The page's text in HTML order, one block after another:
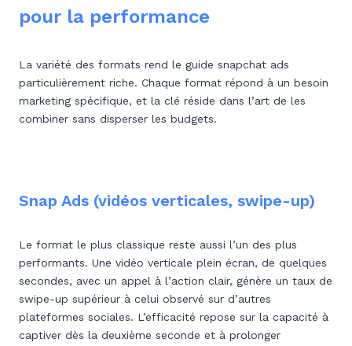
pour la performance
La variété des formats rend le guide snapchat ads
particulièrement riche. Chaque format répond à un besoin
marketing spécifique, et la clé réside dans l’art de les
combiner sans disperser les budgets.
Snap Ads (vidéos verticales, swipe-up)
Le format le plus classique reste aussi l’un des plus
performants. Une vidéo verticale plein écran, de quelques
secondes, avec un appel à l’action clair, génère un taux de
swipe-up supérieur à celui observé sur d’autres
plateformes sociales. L’efficacité repose sur la capacité à
captiver dès la deuxième seconde et à prolonger